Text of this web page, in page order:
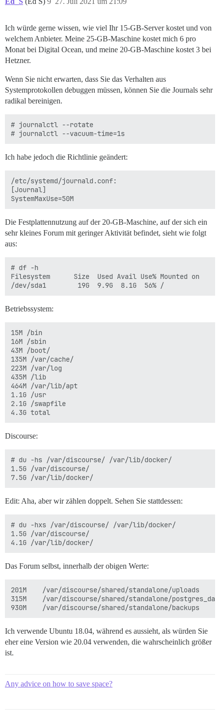
Ich würde gerne wissen, wie viel Ihr 15-GB-Server kostet und von
welchem Anbieter. Meine 25-GB-Maschine kostet mich 6 pro
Monat bei Digital Ocean, und meine 20-GB-Maschine kostet 3 bei
Hetzner.
Wenn Sie nicht erwarten, dass Sie das Verhalten aus
Systemprotokollen debuggen müssen, können Sie die Journals sehr
radikal bereinigen.
# journalctl --rotate
Ich habe jedoch die Richtlinie geändert:
/etc/systemd/journald.conf:
[Journal]
Die Festplattennutzung auf der 20-GB-Maschine, auf der sich ein
sehr kleines Forum mit geringer Aktivität befindet, sieht wie folgt
aus:
# df -h
Filesystem      Size  Used Avail Use% Mounted on
Betriebssystem:
15M /bin
16M /sbin
43M /boot/
135M /var/cache/
223M /var/log
435M /lib
464M /var/lib/apt
1.1G /usr
2.1G /swapfile
Discourse:
# du -hs /var/discourse/ /var/lib/docker/
1.5G /var/discourse/
Edit: Aha, aber wir zählen doppelt. Sehen Sie stattdessen:
# du -hxs /var/discourse/ /var/lib/docker/
1.5G /var/discourse/
Das Forum selbst, innerhalb der obigen Werte:
201M	/var/discourse/shared/standalone/uploads
315M	/var/discourse/shared/standalone/postgres_data
Ich verwende Ubuntu 18.04, während es aussieht, als würden Sie
eher eine Version wie 20.04 verwenden, die wahrscheinlich größer
ist.
Any advice on how to save space?